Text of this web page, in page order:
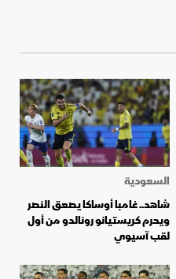
السعودية
شاهد.. غامبا أوساكا يصعق النصر
ويحرم كريستيانو رونالدو من أول
لقب آسيوي